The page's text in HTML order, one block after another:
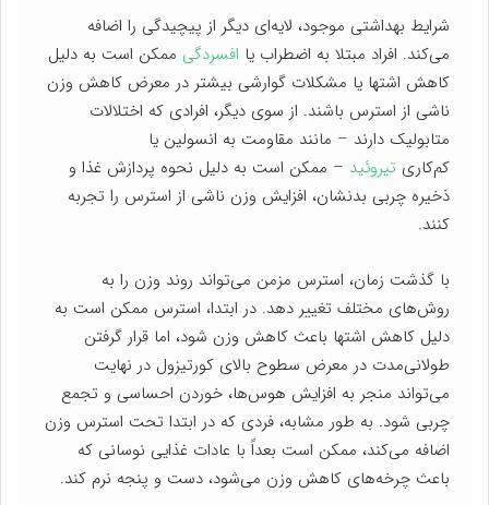
شرایط بهداشتی موجود، لایه‌ای دیگر از پیچیدگی را اضافه
می‌کند. افراد مبتلا به اضطراب یا افسردگی ممکن است به دلیل
کاهش اشتها یا مشکلات گوارشی بیشتر در معرض کاهش وزن
ناشی از استرس باشند. از سوی دیگر، افرادی که اختلالات
متابولیک دارند – مانند مقاومت به انسولین یا
کم‌کاری تیروئید – ممکن است به دلیل نحوه پردازش غذا و
ذخیره چربی بدنشان، افزایش وزن ناشی از استرس را تجربه
کنند.
با گذشت زمان، استرس مزمن می‌تواند روند وزن را به
روش‌های مختلف تغییر دهد. در ابتدا، استرس ممکن است به
دلیل کاهش اشتها باعث کاهش وزن شود، اما قرار گرفتن
طولانی‌مدت در معرض سطوح بالای کورتیزول در نهایت
می‌تواند منجر به افزایش هوس‌ها، خوردن احساسی و تجمع
چربی شود. به طور مشابه، فردی که در ابتدا تحت استرس وزن
اضافه می‌کند، ممکن است بعداً با عادات غذایی نوسانی که
باعث چرخه‌های کاهش وزن می‌شود، دست و پنجه نرم کند.